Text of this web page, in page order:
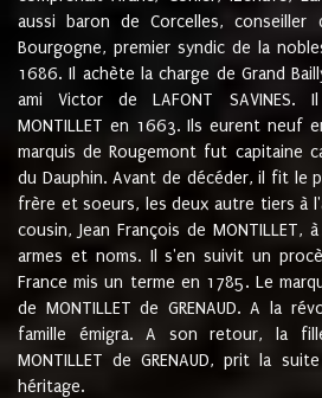
aussi baron de Corcelles,
Bourgogne, premier syndic de la
1686. Il achète la charge de Grand
ami Victor de LAFONT SAVINES.
MONTILLET en 1663. Ils eurent neuf
marquis de Rougemont fut capitaine
du Dauphin. Avant de décéder, il fit le
frère et soeurs, les deux autre tiers à
cousin, Jean François de MONTILLET,
armes et noms. Il s'en suivit un
France mis un terme en 1785. Le
de MONTILLET de GRENAUD. A la
famille émigra. A son retour, la
MONTILLET de GRENAUD, prit la
héritage.